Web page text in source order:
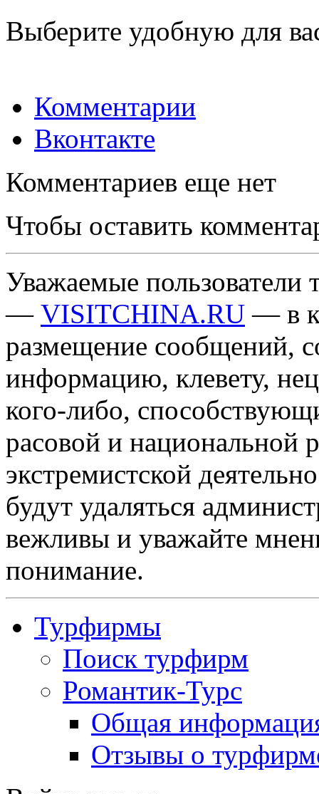
Выберите удобную для
Комментарии
Вконтакте
Комментариев еще нет
Чтобы оставить
Уважаемые пользователи
— VISITCHINA.RU — в
размещение сообщений,
информацию, клевету,
кого-либо,
расовой и национальной
экстремистской
будут удаляться
вежливы и уважайте
понимание.
Турфирмы
Поиск турфирм
Романтик-Турс
Общая
Отзывы о